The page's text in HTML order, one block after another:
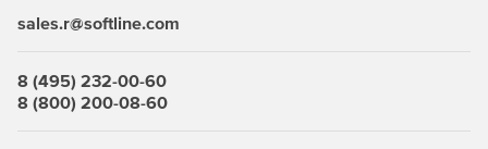
предотвращать несанкционированный доступ к
Шифрование данных
sales.r@softline.com
8 (495) 232-00-60
8 (800) 200-08-60